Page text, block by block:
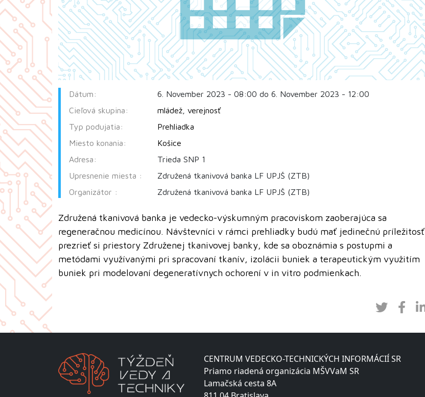
Dátum:
6. November 2023 - 08:00 do 6. November 2023 - 12:00
Cieľová skupina:
mládež, verejnosť
Typ podujatia:
Prehliadka
Miesto konania:
Košice
Adresa:
Trieda SNP 1
Upresnenie miesta :
Združená tkanivová banka LF UPJŠ (ZTB)
Organizátor :
Združená tkanivová banka LF UPJŠ (ZTB)
Združená tkanivová banka je vedecko-výskumným pracoviskom zaoberajúca sa
regeneračnou medicínou. Návštevníci v rámci prehliadky budú mať jedinečnú príležitosť
prezrieť si priestory Združenej tkanivovej banky, kde sa oboznámia s postupmi a
metódami využívanými pri spracovaní tkanív, izolácii buniek a terapeutickým využitím
buniek pri modelovaní degeneratívnych ochorení v in vitro podmienkach.
CENTRUM VEDECKO-TECHNICKÝCH INFORMÁCIÍ SR
Priamo riadená organizácia MŠVVaM SR
Lamačská cesta 8A